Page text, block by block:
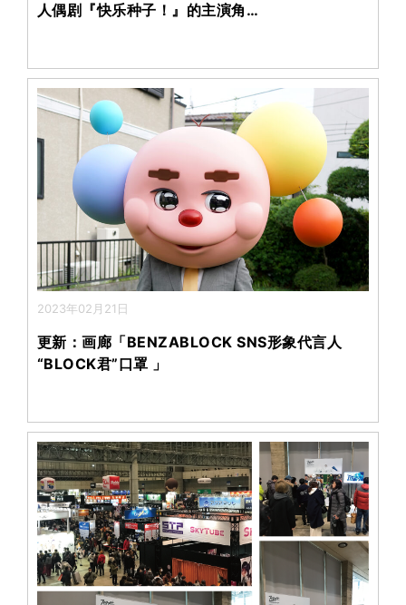
人偶剧『快乐种子！』的主演角…
2023年02月21日
更新：画廊「BENZABLOCK SNS形象代言人
“BLOCK君”口罩 」